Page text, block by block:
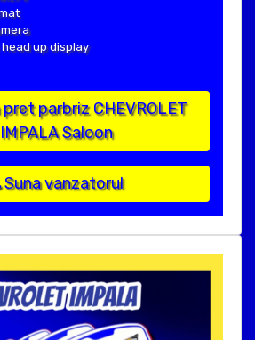
up display
parbriz CHEVROLET
IMPALA Saloon
Suna vanzatorul